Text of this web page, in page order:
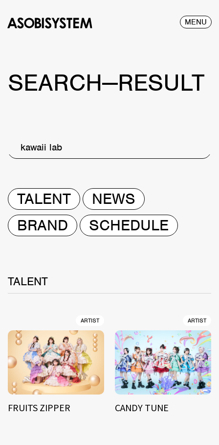
MENU
SEARCH—RESULT
kawaii lab
TALENT
NEWS
BRAND
SCHEDULE
TALENT
ARTIST
FRUITS ZIPPER
ARTIST
CANDY TUNE